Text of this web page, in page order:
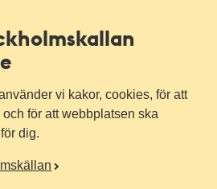
vi kakor, cookies, för att
för att webbplatsen ska
dig.